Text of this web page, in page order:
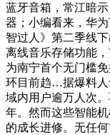
蓝牙音箱，常江暗
器；小编看来，华
智过人》第二季线
离线音乐存储功能
为南宁首个无门槛
环目前趋…据爆料人
域内用户逾万人次
年。然而这些智能
的成长进修。无任